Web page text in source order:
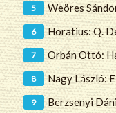
Weöres
Horatius: Q.
Orbán Ottó:
Nagy László:
Berzsenyi